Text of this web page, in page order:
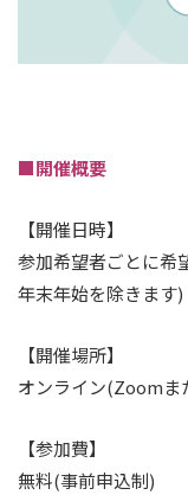
■開催概要
【開催日時】
参加希望者ごとに希
年末年始を除きます)
【開催場所】
オンライン(Zoomま
【参加費】
無料(事前申込制)